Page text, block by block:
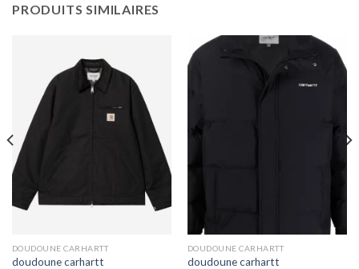
PRODUITS SIMILAIRES
DOUDOUNE CARHARTT
doudoune carhartt
DOUDOUNE CARHARTT
doudoune carhartt